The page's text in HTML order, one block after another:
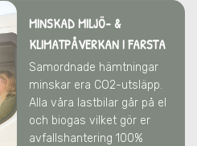
MINSKAD MILJÖ- &
KLIMATPÅVERKANI FARSTA
Samordnade hämtningar
minskar era CO2-utsläpp.
Alla våra lastbilar går på el
och biogas vilket gör er
avfallshantering 100%